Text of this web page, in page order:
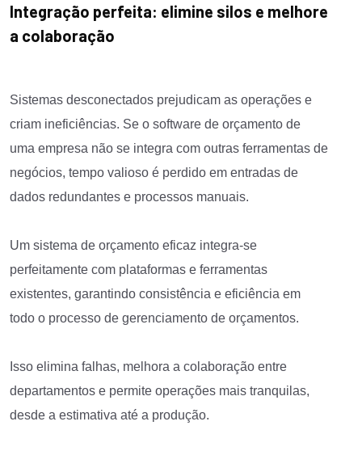
Integração perfeita: elimine silos e melhore
a colaboração
Sistemas desconectados prejudicam as operações e
criam ineficiências. Se o software de orçamento de
uma empresa não se integra com outras ferramentas de
negócios, tempo valioso é perdido em entradas de
dados redundantes e processos manuais.
Um sistema de orçamento eficaz integra-se
perfeitamente com plataformas e ferramentas
existentes, garantindo consistência e eficiência em
todo o processo de gerenciamento de orçamentos.
Isso elimina falhas, melhora a colaboração entre
departamentos e permite operações mais tranquilas,
desde a estimativa até a produção.